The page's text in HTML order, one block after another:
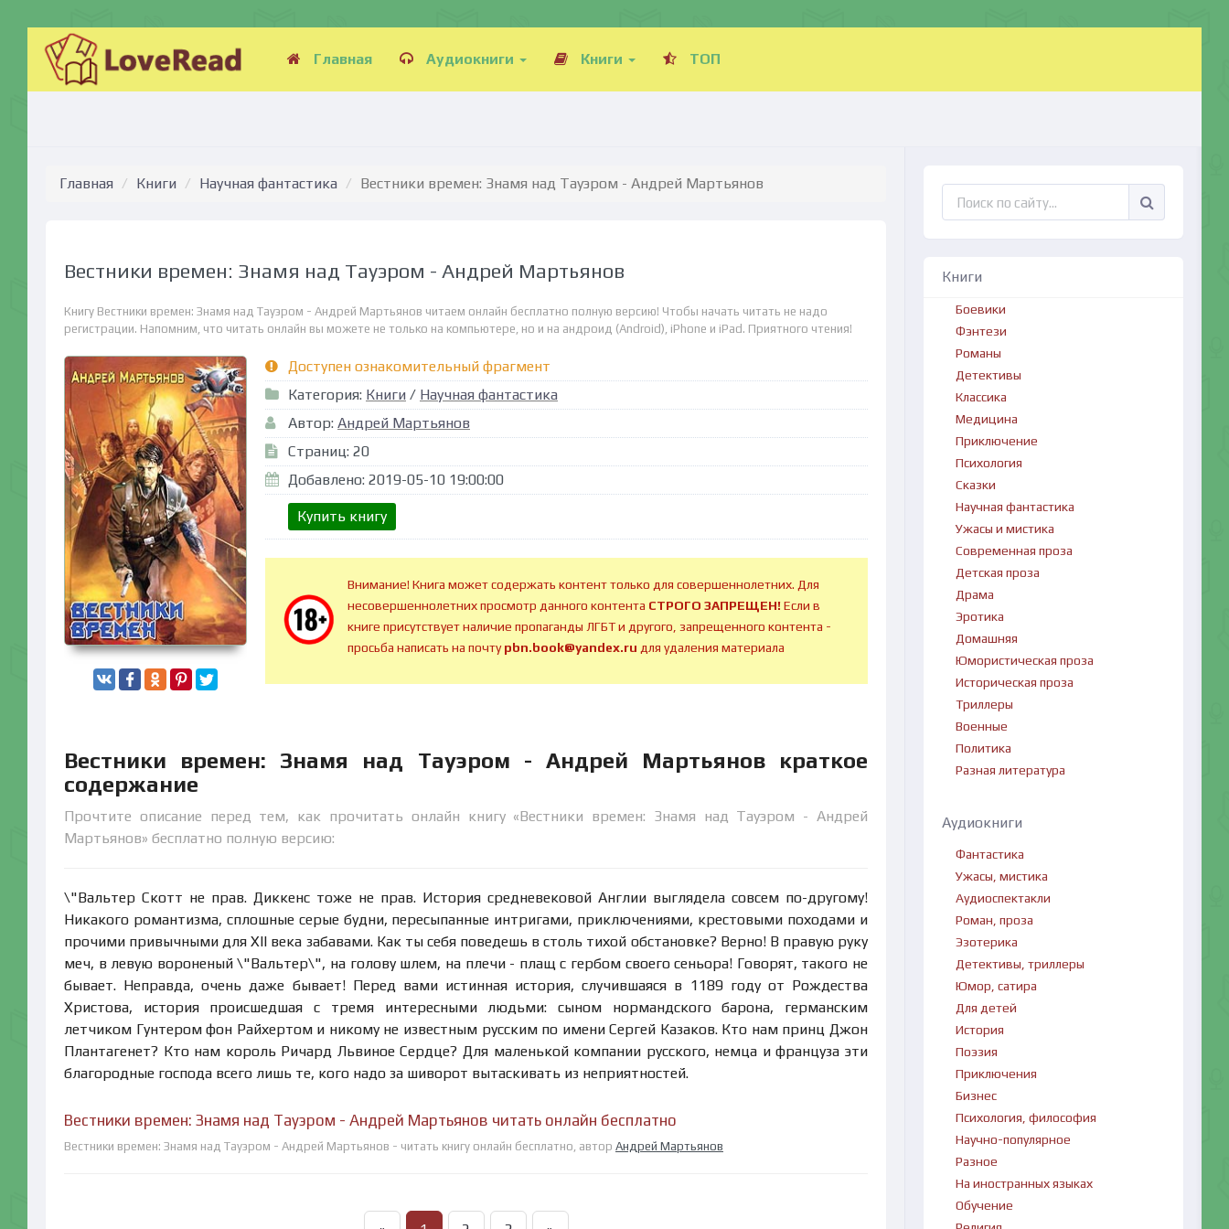
Главная Аудиокниги Книги ТОП
Главная Книги Научная фантастика Вестники времен: Знамя над Тауэром - Андрей Мартьянов
Вестники времен: Знамя над Тауэром - Андрей Мартьянов
Книгу Вестники времен: Знамя над Тауэром - Андрей Мартьянов читаем онлайн бесплатно полную версию! Чтобы начать читать не надо
регистрации. Напомним, что читать онлайн вы можете не только на компьютере, но и на андроид (Android), iPhone и iPad. Приятного чтения!
Доступен ознакомительный фрагмент
Категория: Книги / Научная фантастика
Автор: Андрей Мартьянов
Страниц: 20
Добавлено: 2019-05-10 19:00:00
Купить книгу
Внимание! Книга может содержать контент только для совершеннолетних. Для
несовершеннолетних просмотр данного контента СТРОГО ЗАПРЕЩЕН!Если в
книге присутствует наличие пропаганды ЛГБТ и другого, запрещенного контента -
просьба написать на почтуpbn.book@yandex.ru для удаления материала
Вестники времен: Знамя над Тауэром - Андрей Мартьянов краткое
содержание
Прочтите описание перед тем, как прочитать онлайн книгу «Вестники времен: Знамя над Тауэром - Андрей
Мартьянов» бесплатно полную версию:
\"Вальтер Скотт не прав. Диккенс тоже не прав. История средневековой Англии выглядела совсем по-другому!
Никакого романтизма, сплошные серые будни, пересыпанные интригами, приключениями, крестовыми походами и
прочими привычными для XII века забавами. Как ты себя поведешь в столь тихой обстановке? Верно! В правую руку
меч, в левую вороненый \"Вальтер\", на голову шлем, на плечи - плащ с гербом своего сеньора! Говорят, такого не
бывает. Неправда, очень даже бывает! Перед вами истинная история, случившаяся в 1189 году от Рождества
Христова, история происшедшая с тремя интересными людьми: сыном нормандского барона, германским
летчиком Гунтером фон Райхертом и никому не известным русским по имени Сергей Казаков. Кто нам принц Джон
Плантагенет? Кто нам король Ричард Львиное Сердце? Для маленькой компании русского, немца и француза эти
благородные господа всего лишь те, кого надо за шиворот вытаскивать из неприятностей.
Вестники времен: Знамя над Тауэром - Андрей Мартьянов читать онлайн бесплатно
Вестники времен: Знамя над Тауэром - Андрей Мартьянов - читать книгу онлайн бесплатно, автор Андрей Мартьянов
Книги
Боевики
Фэнтези
Романы
Детективы
Классика
Медицина
Приключение
Психология
Сказки
Научная фантастика
Ужасы и мистика
Современная проза
Детская проза
Драма
Эротика
Домашняя
Юмористическая проза
Историческая проза
Триллеры
Военные
Политика
Разная литература
Аудиокниги
Фантастика
Ужасы, мистика
Аудиоспектакли
Роман, проза
Эзотерика
Детективы, триллеры
Юмор, сатира
Для детей
История
Поэзия
Приключения
Бизнес
Психология, философия
Научно-популярное
Разное
На иностранных языках
Обучение